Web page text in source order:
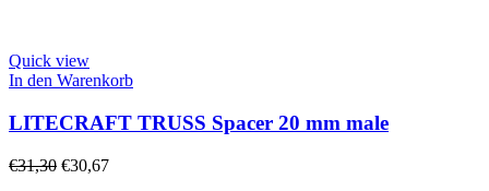
Quick view
In den Warenkorb
LITECRAFT TRUSS Spacer 20 mm male
€31,30 €30,67